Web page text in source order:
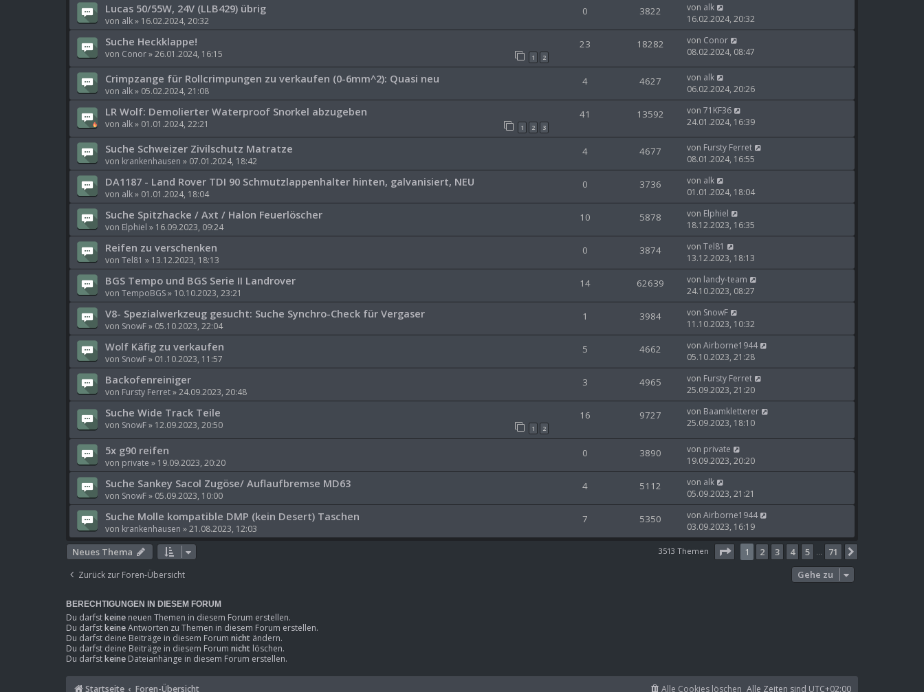
Lucas 50/55W, 24V (LLB429) übrig
von alk» 16.02.2024, 20:32
0 3822 von alk
16.02.2024, 20:32
Suche Heckklappe!
von Conor»26.01.2024, 16:15 1 2
23 18282 von Conor
08.02.2024, 08:47
Crimpzange für Rollcrimpungen zu verkaufen (0-6mm^2): Quasi neu
von alk» 05.02.2024, 21:08
4 4627 von alk
06.02.2024, 20:26
LR Wolf: Demolierter Waterproof Snorkel abzugeben
von alk» 01.01.2024, 22:21 1 2 3
41 13592 von 71KF36
24.01.2024, 16:39
Suche Schweizer Zivilschutz Matratze
von krankenhausen » 07.01.2024, 18:42
4 4677 von Fursty Ferret
08.01.2024, 16:55
DA1187 - Land Rover TDI 90 Schmutzlappenhalter hinten, galvanisiert, NEU
von alk» 01.01.2024, 18:04
0 3736 von alk
01.01.2024, 18:04
Suche Spitzhacke / Axt / Halon Feuerlöscher
von Elphiel » 16.09.2023, 09:24
10 5878 von Elphiel
18.12.2023, 16:35
Reifen zu verschenken
von Tel81 » 13.12.2023, 18:13
0 3874 von Tel81
13.12.2023, 18:13
BGS Tempo und BGS Serie II Landrover
von TempoBGS» 10.10.2023, 23:21
14 62639 von landy-team
24.10.2023, 08:27
V8- Spezialwerkzeug gesucht: Suche Synchro-Check für Vergaser
von SnowF» 05.10.2023, 22:04
1 3984 von SnowF
11.10.2023, 10:32
Wolf Käfig zu verkaufen
von SnowF» 01.10.2023, 11:57
5 4662 von Airborne1944
05.10.2023, 21:28
Backofenreiniger
von Fursty Ferret»24.09.2023, 20:48
3 4965 von Fursty Ferret
25.09.2023, 21:20
Suche Wide Track Teile
von SnowF» 12.09.2023, 20:50 1 2
16 9727 von Baamkletterer
25.09.2023, 18:10
5x g90 reifen
von private » 19.09.2023, 20:20
0 3890 von private
19.09.2023, 20:20
Suche Sankey Sacol Zugöse/ Auflaufbremse MD63
von SnowF» 05.09.2023, 10:00
4 5112 von alk
05.09.2023, 21:21
Suche Molle kompatible DMP (kein Desert) Taschen
von krankenhausen »21.08.2023, 12:03
7 5350 von Airborne1944
03.09.2023, 16:19
Neues Thema 3513 Themen Seite 1von
1 2 3 4 5 … 71
Zurück zur Foren-Übersicht Gehe zu
BERECHTIGUNGEN IN DIESEM FORUM
Du darfstkeine neuen Themen in diesem Forum erstellen.
Du darfstkeineAntworten zu Themen in diesem Forum erstellen.
Du darfst deine Beiträge in diesem Forum nicht ändern.
Du darfst deine Beiträge in diesem Forum nicht löschen.
Du darfstkeine Dateianhänge in diesem Forum erstellen.
Startseite Foren-Übersicht Alle Zeiten sind UTC+02:00
Alle Cookies löschen